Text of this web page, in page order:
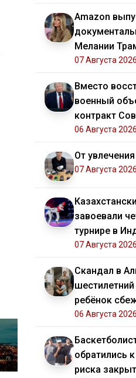
Amazon
Мелании
07 Августа
Вместо
военный
контракт
Газе
06 Августа
От
07 Августа
завоевали
турнире в
07 Августа
Скандал в
ребёнок
06 Августа
обратились
риска